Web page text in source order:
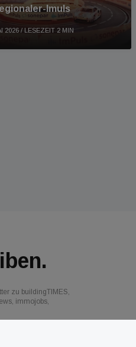
Imuls
2026 / LESEZEIT 2 MIN
zu buildingTIMES,
immojobs,